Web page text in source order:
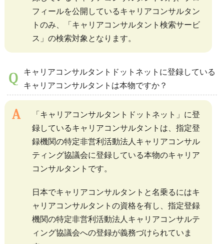
フィールを公開しているキャリアコンサルタン
トのみ、「キャリアコンサルタント検索サービ
ス」の検索対象となります。
キャリアコンサルタントドットネットに登録している
キャリアコンサルタントは本物ですか？
「キャリアコンサルタントドットネット」に登
録しているキャリアコンサルタントは、指定登
録機関の特定非営利活動法人キャリアコンサル
ティング協議会に登録している本物のキャリア
コンサルタントです。
日本でキャリアコンサルタントと名乗るにはキ
ャリアコンサルタントの資格を有し、指定登録
機関の特定非営利活動法人キャリアコンサルテ
ィング協議会への登録が義務づけられていま